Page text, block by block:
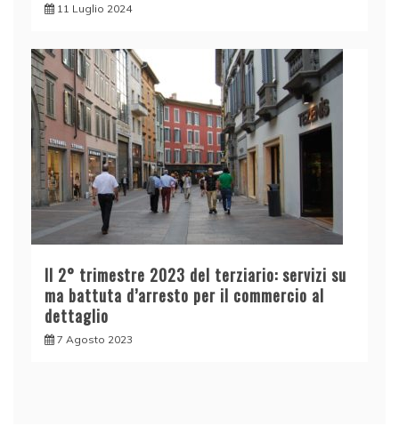
11 Luglio 2024
Il 2° trimestre 2023 del terziario: servizi su
ma battuta d’arresto per il commercio al
dettaglio
7 Agosto 2023